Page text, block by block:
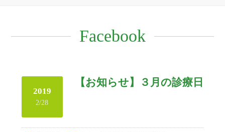
Facebook
2019
2/28
【お知らせ】３月の診療日